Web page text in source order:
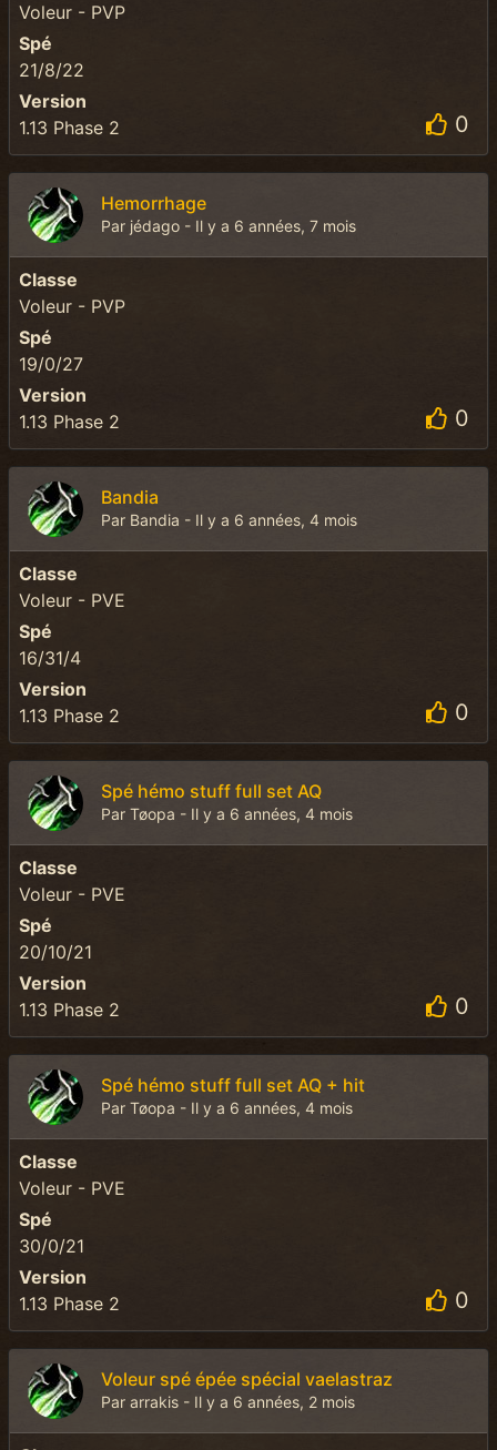
Voleur - PVP
Spé
21/8/22
Version
1.13 Phase 2
0
Hemorrhage
Par jédago - Il y a 6 années, 7 mois
Classe
Voleur - PVP
Spé
19/0/27
Version
1.13 Phase 2
0
Bandia
Par Bandia - Il y a 6 années, 4 mois
Classe
Voleur - PVE
Spé
16/31/4
Version
1.13 Phase 2
0
Spé hémo stuff full set AQ
Par Tøopa - Il y a 6 années, 4 mois
Classe
Voleur - PVE
Spé
20/10/21
Version
1.13 Phase 2
0
Spé hémo stuff full set AQ + hit
Par Tøopa - Il y a 6 années, 4 mois
Classe
Voleur - PVE
Spé
30/0/21
Version
1.13 Phase 2
0
Voleur spé épée spécial vaelastraz
Par arrakis - Il y a 6 années, 2 mois